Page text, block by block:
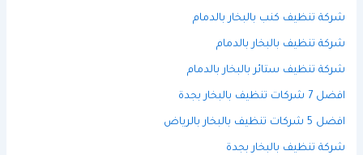
شركة تنظيف كنب بالبخار بالدمام
شركة تنظيف بالبخار بالدمام
شركة تنظيف ستائر بالبخار بالدمام
افضل 7 شركات تنظيف بالبخار بجدة
افضل 5 شركات تنظيف بالبخار بالرياض
شركة تنظيف بالبخار بجدة